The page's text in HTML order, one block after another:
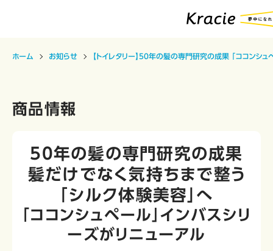
ホーム お知らせ 【トイレタリー】50年の髪の専門研究の成果 「ココンシ
商品情報
50年の髪の専門研究の成果
髪だけでなく気持ちまで整う
「シルク体験美容」へ
「ココンシュペール」インバスシリ
ーズがリニューアル